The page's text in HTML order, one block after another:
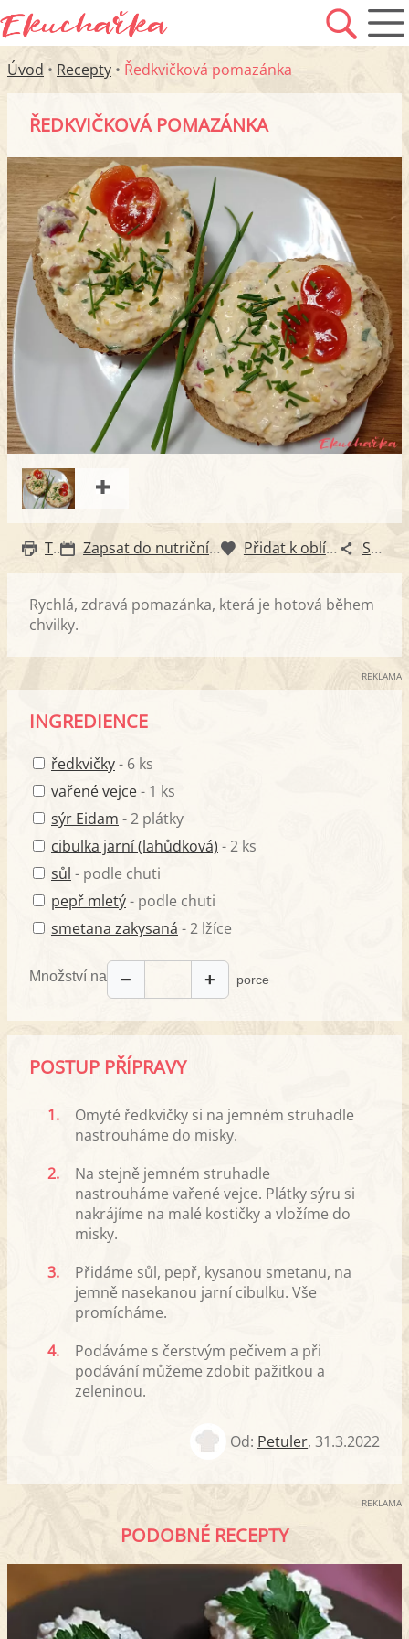
Úvod • Recepty • Ředkvičková pomazánka
ŘEDKVIČKOVÁ POMAZÁNKA
Tisk Zapsat do nutričního diáře Přidat k oblíbeným Sdílet
Rychlá, zdravá pomazánka, která je hotová během
chvilky.
REKLAMA
INGREDIENCE
ředkvičky- 6 ks
vařené vejce- 1 ks
sýr Eidam - 2 plátky
cibulka jarní (lahůdková) - 2 ks
sůl - podle chuti
pepř mletý- podle chuti
smetana zakysaná - 2 lžíce
Množství na − + porce
POSTUP PŘÍPRAVY
1.
Omyté ředkvičky si na jemném struhadle
nastrouháme do misky.
2.
Na stejně jemném struhadle
nastrouháme vařené vejce. Plátky sýru si
nakrájíme na malé kostičky a vložíme do
misky.
3.
Přidáme sůl, pepř, kysanou smetanu, na
jemně nasekanou jarní cibulku. Vše
promícháme.
4.
Podáváme s čerstvým pečivem a při
podávání můžeme zdobit pažitkou a
zeleninou.
Od: Petuler, 31.3.2022
REKLAMA
PODOBNÉ RECEPTY